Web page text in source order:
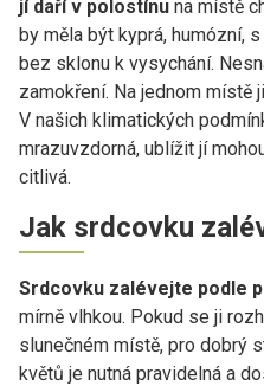
jí daří v polostínu na místě
by měla být kyprá, humózní,
bez sklonu k vysychání.
zamokření. Na jednom místě
V našich klimatických
mrazuvzdorná, ublížit jí
citlivá.
Jak srdcovku
Srdcovku zalévejte podle
mírně vlhkou. Pokud se ji
slunečném místě, pro dobrý
květů je nutná pravidelná a